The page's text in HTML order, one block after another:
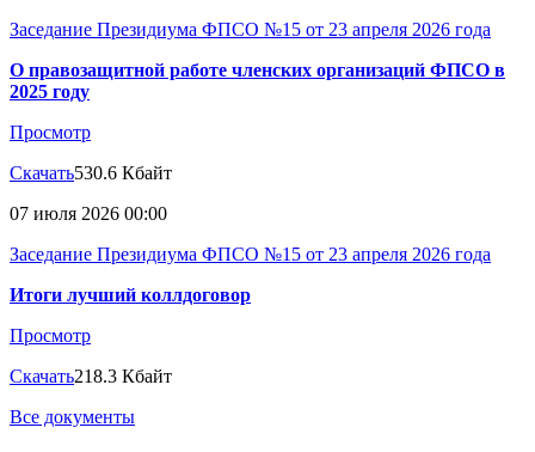
Заседание Президиума ФПСО №15 от 23 апреля 2026 года
О правозащитной работе членских организаций ФПСО в
2025 году
Просмотр
Скачать530.6 Кбайт
07 июля 2026 00:00
Заседание Президиума ФПСО №15 от 23 апреля 2026 года
Итоги лучший коллдоговор
Просмотр
Скачать218.3 Кбайт
Все документы